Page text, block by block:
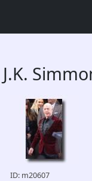
ID: m20607